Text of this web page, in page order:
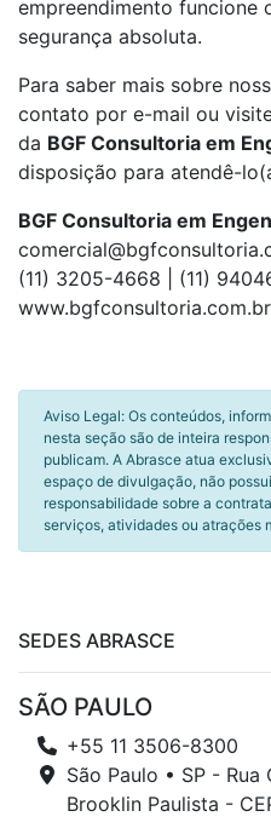
empreendimento funcione
segurança absoluta.
Para saber mais sobre
contato por e-mail ou
da BGF Consultoria em
disposição para atendê-
BGF Consultoria em
(11) 3205-4668 | (11)
www.bgfconsultoria.com.br
Aviso Legal: Os conteúdos,
nesta seção são de inteira
publicam. A Abrasce atua
espaço de divulgação, não
responsabilidade sobre a
serviços, atividades ou atrações
SEDES ABRASCE
SÃO PAULO
+55 11 3506-8300
São Paulo • SP - Rua
Brooklin Paulista -